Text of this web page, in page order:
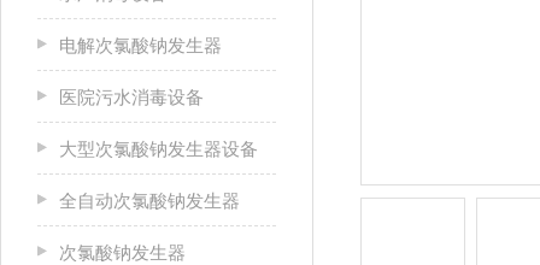
电解次氯酸钠发生器
医院污水消毒设备
大型次氯酸钠发生器设备
全自动次氯酸钠发生器
次氯酸钠发生器